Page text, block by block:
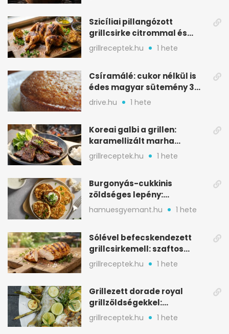
Szicíliai pillangózott
grillcsirke citrommal és
oregánóval
grillreceptek.hu 1 hete
Csíramálé: cukor nélkül is
édes magyar sütemény 3
alapanyagból
drive.hu 1 hete
Koreai galbi a grillen:
karamellizált marha
rövidborda gyorsan
grillreceptek.hu 1 hete
Burgonyás-cukkinis
zöldséges lepény:
aranybarna, szaftos, hús
nélkül is
hamuesgyemant.hu 1 hete
Sólével befecskendezett
grillcsirkemell: szaftos
marad, nem szárad ki
grillreceptek.hu 1 hete
Grillezett dorade royal
grillzöldségekkel:
mediterrán ízek a rostélyról
grillreceptek.hu 1 hete